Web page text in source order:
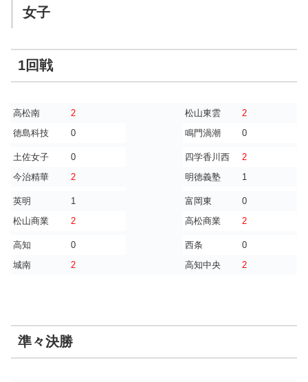
女子
1回戦
高松南 2 松山東雲
2
徳島科技
0 鳴門渦潮 0
土佐女子 0 四学香川西
2
今治精華
2 明徳義塾 1
英明 1 富岡東
0
松山商業
2 高松商業 2
高知 0 西条
0
城南
2 高知中央 2
準々決勝